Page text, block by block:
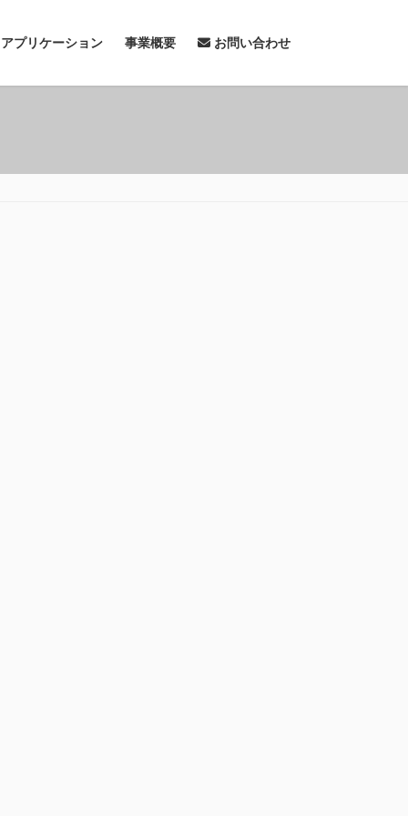
プリケーション 事業概要 お問い合わせ